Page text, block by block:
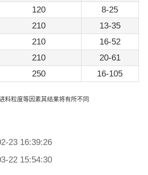
120
8-25
210
13-35
210
16-52
210
20-61
250 16-105
料粒度等因素其结果将有所不同
23 16:39:26
22 15:54:30